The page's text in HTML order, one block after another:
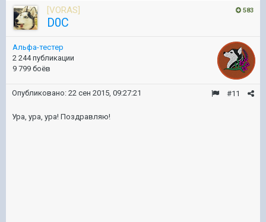
583
[VORAS]
D0C
Альфа-тестер
2 244 публикации
9 799 боёв
#11
Опубликовано: 22 сен 2015, 09:27:21
Ура, ура, ура! Поздравляю!